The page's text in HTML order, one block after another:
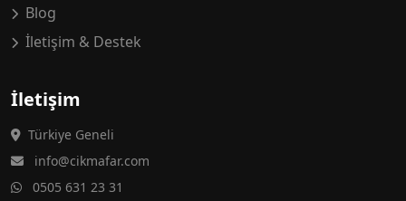
Blog
İletişim & Destek
İletişim
Türkiye Geneli
info@cikmafar.com
0505 631 23 31